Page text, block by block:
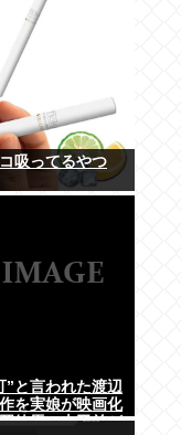
吸ってるやつ
”と言われた渡辺
を実娘が映画化
徳馬、吉田羊が